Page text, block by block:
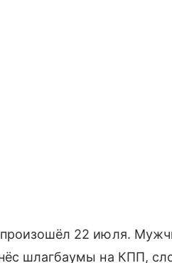
22 июля.
шлагбаумы на КПП,